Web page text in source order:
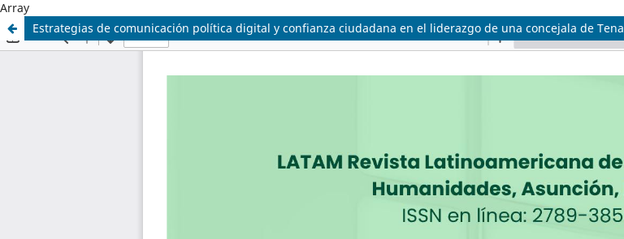
Array
Estrategias de comunicación política digital y confianza ciudadana en el liderazgo de una concejala de Tena